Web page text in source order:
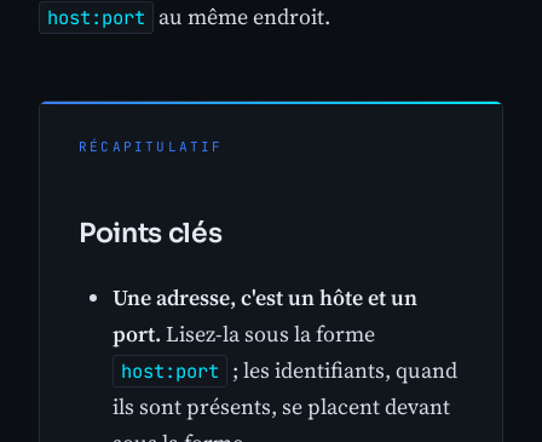
host:port au même endroit.
RÉCAPITULATIF
Points clés
Une adresse, c'est un hôte et un
port. Lisez-la sous la forme
host:port
; les identifiants, quand
ils sont présents, se placent devant